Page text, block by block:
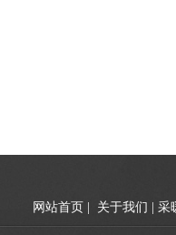
网站首页 关于我们 采